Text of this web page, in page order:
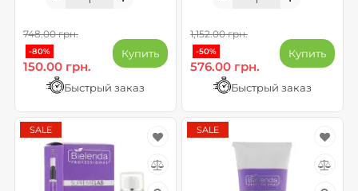
748.00 грн.
-80%
150.00 грн.
Купить
Быстрый заказ
1,152.00 грн.
-50%
576.00 грн.
Купить
Быстрый заказ
SALE SALE